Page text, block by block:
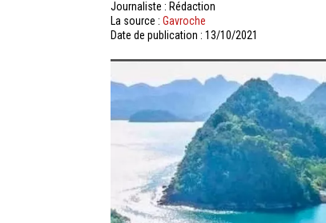
Journaliste : Rédaction
La source : Gavroche
Date de publication : 13/10/2021